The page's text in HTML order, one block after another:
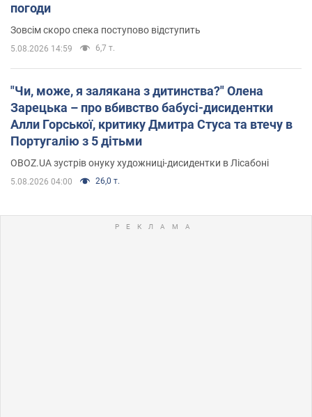
погоди
Зовсім скоро спека поступово відступить
5.08.2026 14:59 6,7 т.
"Чи, може, я залякана з дитинства?" Олена
Зарецька – про вбивство бабусі-дисидентки
Алли Горської, критику Дмитра Стуса та втечу в
Португалію з 5 дітьми
OBOZ.UA зустрів онуку художниці-дисидентки в Лісабоні
5.08.2026 04:00 26,0 т.